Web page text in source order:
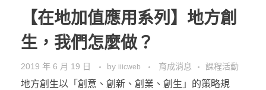
【在地加值應用系列】地方創
生，我們怎麼做？
2019 年 6 月 19 日 by iiicweb 育成消息 課程活動
地方創生以「創意、創新、創業、創生」的策略規